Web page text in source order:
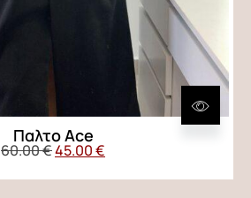
Παλτο Ace
60.00€45.00€